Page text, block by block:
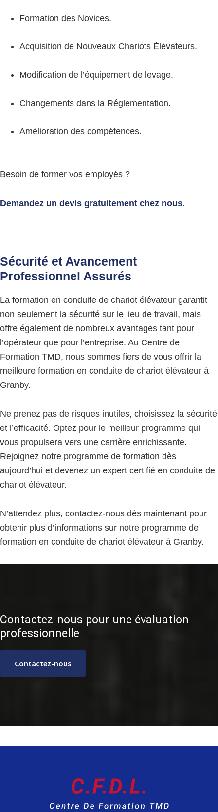
Formation des Novices.
Acquisition de Nouveaux Chariots Élévateurs.
Modification de l’équipement de levage.
Changements dans la Réglementation.
Amélioration des compétences.
Besoin de former vos employés ?
Demandez un devis gratuitement chez nous.
Sécurité et Avancement
Professionnel Assurés
La formation en conduite de chariot élévateur garantit
non seulement la sécurité sur le lieu de travail, mais
offre également de nombreux avantages tant pour
l’opérateur que pour l’entreprise. Au Centre de
Formation TMD, nous sommes fiers de vous offrir la
meilleure formation en conduite de chariot élévateur à
Granby.
Ne prenez pas de risques inutiles, choisissez la sécurité
et l’efficacité. Optez pour le meilleur programme qui
vous propulsera vers une carrière enrichissante.
Rejoignez notre programme de formation dès
aujourd’hui et devenez un expert certifié en conduite de
chariot élévateur.
N’attendez plus, contactez-nous dès maintenant pour
obtenir plus d’informations sur notre programme de
formation en conduite de chariot élévateur à Granby.
Contactez-nous pour une évaluation
professionnelle
Contactez-nous